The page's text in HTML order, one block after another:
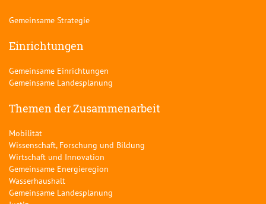
Gemeinsame Strategie
Einrichtungen
Gemeinsame Einrichtungen
Gemeinsame Landesplanung
Themen der Zusammenarbeit
Mobilität
Wissenschaft, Forschung und Bildung
Wirtschaft und Innovation
Gemeinsame Energieregion
Wasserhaushalt
Gemeinsame Landesplanung